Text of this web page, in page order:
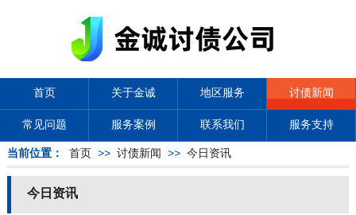
首页 关于金诚 地区服务 讨债新闻
常见问题 服务案例 联系我们 服务支持
当前位置： 首页 >> 讨债新闻 >> 今日资讯
今日资讯